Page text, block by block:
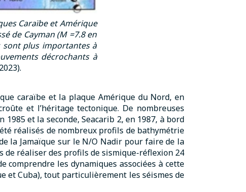
Caraïbe et Amérique
de Cayman (M =7.8 en
sont plus importantes à
décrochants à
caraïbe et la plaque Amérique du Nord, en
et l’héritage tectonique. De nombreuses
et la seconde, Seacarib 2, en 1987, à bord
réalisés de nombreux profils de bathymétrie
la Jamaïque sur le N/O Nadir pour faire de la
de réaliser des profils de sismique-réflexion 24
comprendre les dynamiques associées à cette
et Cuba), tout particulièrement les séismes de